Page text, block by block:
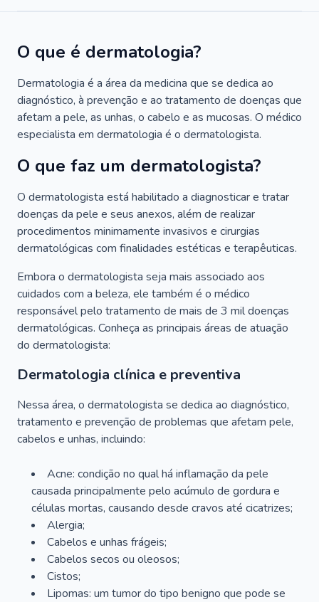
O que é dermatologia?
Dermatologia é a área da medicina que se dedica ao
diagnóstico, à prevenção e ao tratamento de doenças que
afetam a pele, as unhas, o cabelo e as mucosas. O médico
especialista em dermatologia é o dermatologista.
O que faz um dermatologista?
O dermatologista está habilitado a diagnosticar e tratar
doenças da pele e seus anexos, além de realizar
procedimentos minimamente invasivos e cirurgias
dermatológicas com finalidades estéticas e terapêuticas.
Embora o dermatologista seja mais associado aos
cuidados com a beleza, ele também é o médico
responsável pelo tratamento de mais de 3 mil doenças
dermatológicas. Conheça as principais áreas de atuação
do dermatologista:
Dermatologia clínica e preventiva
Nessa área, o dermatologista se dedica ao diagnóstico,
tratamento e prevenção de problemas que afetam pele,
cabelos e unhas, incluindo:
Acne: condição no qual há inflamação da pele
causada principalmente pelo acúmulo de gordura e
células mortas, causando desde cravos até cicatrizes;
Alergia;
Cabelos e unhas frágeis;
Cabelos secos ou oleosos;
Cistos;
Lipomas: um tumor do tipo benigno que pode se